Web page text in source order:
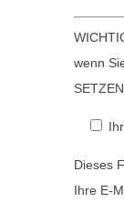
e
e
r
.
wenn
Dieses
Ihre E-